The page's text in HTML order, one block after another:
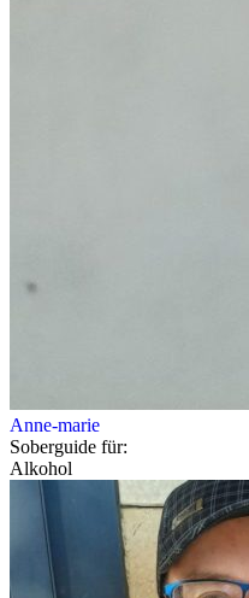
Anne-marie
Soberguide für:
Alkohol